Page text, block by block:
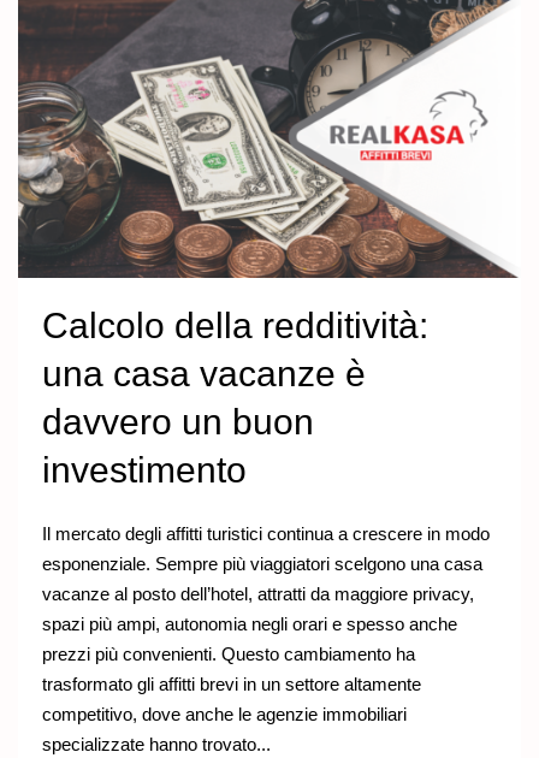
Calcolo della redditività:
una casa vacanze è
davvero un buon
investimento
Il mercato degli affitti turistici continua a crescere in modo
esponenziale. Sempre più viaggiatori scelgono una casa
vacanze al posto dell’hotel, attratti da maggiore privacy,
spazi più ampi, autonomia negli orari e spesso anche
prezzi più convenienti. Questo cambiamento ha
trasformato gli affitti brevi in un settore altamente
competitivo, dove anche le agenzie immobiliari
specializzate hanno trovato...